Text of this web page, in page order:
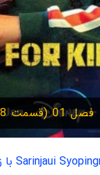
فصل 01 (قسمت 08)